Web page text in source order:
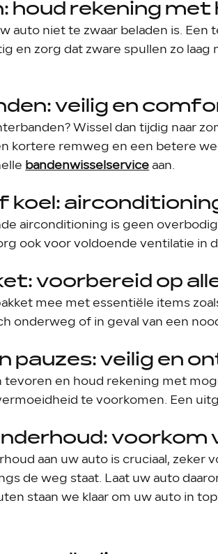
houd rekening
auto niet te zwaar beladen is.
en zorg dat zware spullen zo
veilig en
Wissel dan tijdig naar
kortere remweg en een betere
bandenwisselservice aan.
koel:
airconditioning is geen
ook voor voldoende ventilatie in
voorbereid op
mee met essentiële items
onderweg of in geval van een
pauzes: veilig en
tevoren en houd rekening met
te voorkomen. Een
voorkom
aan uw auto is cruciaal, zeker
de weg staat. Laat uw auto
staan we klaar om uw auto in